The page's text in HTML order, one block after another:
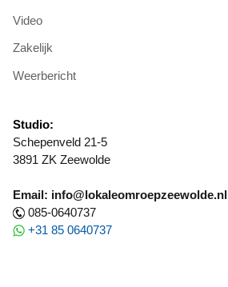
Video
Zakelijk
Weerbericht
Studio:
Schepenveld 21-5
3891 ZK Zeewolde
Email: info@lokaleomroepzeewolde.nl
085-0640737
+31 85 0640737